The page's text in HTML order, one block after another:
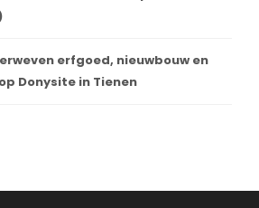
erfgoed, nieuwbouw en
Donysite in Tienen